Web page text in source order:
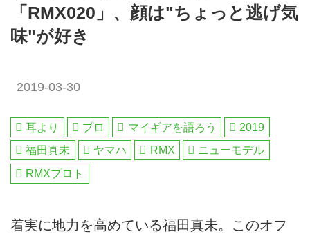
「RMX020」、顔は"ちょっと逃げ気
味"が好き
2019-03-30
耳より プロ マイギアを語ろう
2019
福田真未
ヤマハ RMX
ニューモデル
RMXプロト
着実に地力を高めている福田真未。このオフ